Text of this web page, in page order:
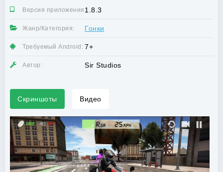
Версия приложения:1.8.3
Жанр/Категория: Гонки
Требуемый Android: 7+
Автор: Sir Studios
Скриншоты Видео